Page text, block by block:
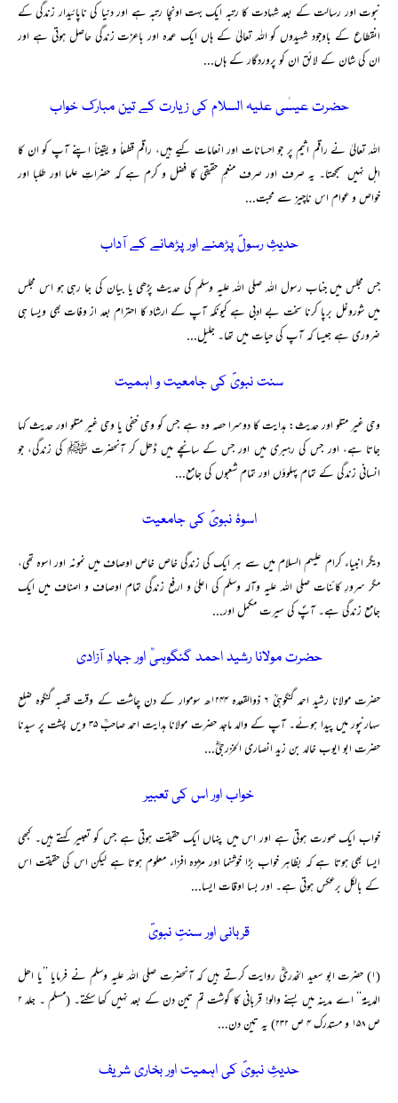
نبوت اور رسالت کے بعد شہادت کا رتبہ ایک بہت اونچا رتبہ ہے اور دنیا کی ناپائیدار زندگی کے
انقطاع کے باوجود شہیدوں کو اللہ تعالیٰ کے ہاں ایک عمدہ اور باعزت زندگی حاصل ہوتی ہے اور
ان کی شان کے لائق ان کو پروردگار کے ہاں...
حضرت عیسٰی علیہ السلام کی زیارت کے تین مبارک خواب
اللہ تعالیٰ نے راقم اثیم پر جو احسانات اور انعامات کیے ہیں، راقم قطعاً‌ و یقیناً‌ اپنے آپ کو ان کا
اہل نہیں سمجھتا۔ یہ صرف اور صرف منعمِ حقیقی کا فضل و کرم ہے کہ حضراتِ علما اور طلبا اور
خواص و عوام اس ناچیز سے محبت...
حدیثِ رسولؐ پڑھنے اور پڑھانے کے آداب
جس مجلس میں جناب رسول اللہ صلی اللہ علیہ وسلم کی حدیث پڑھی یا بیان کی جا رہی ہو اس مجلس
میں شوروغل برپا کرنا سخت بے ادبی ہے کیونکہ آپ کے ارشاد کا احترام بعد از وفات بھی ویسا ہی
ضروری ہے جیسا کہ آپ کی حیات میں تھا۔ جلیل...
سنت نبویؐ کی جامعیت و اہمیت
وحی غیر متلو اور حدیث: ہدایت کا دوسرا حصہ وہ ہے جس کو وحی خفی یا وحی غیر متلو اور حدیث کہا
جاتا ہے، اور جس کی رہبری میں اور جس کے سانچے میں ڈھل کر آنحضرت ﷺ کی زندگی، جو
انسانی زندگی کے تمام پہلوؤں اور تمام شعبوں کی جامع...
اسوۂ نبویؐ کی جامعیت
دیگر انبیاء کرام علیہم السلام میں سے ہر ایک کی زندگی خاص خاص اوصاف میں نمونہ اور اسوہ تھی،
مگر سرورِ کائنات صلی اللہ علیہ وآلہ وسلم کی اعلیٰ و ارفع زندگی تمام اوصاف و اصناف میں ایک
جامع زندگی ہے۔ آپؐ کی سیرت مکمل اور...
حضرت مولانا رشید احمد گنگوہیؒ اور جہادِ آزادی
حضرت مولانا رشید احمد گنگوہیؒ ۶ ذوالقعدہ ۱۲۴۴ھ سوموار کے دن چاشت کے وقت قصبہ گنگوہ ضلع
سہارنپور میں پیدا ہوئے۔ آپ کے والد ماجد حضرت مولانا ہدایت احمد صاحبؒ ۳۵ ویں پشت پر سیدنا
حضرت ابو ایوب خالد بن زید انصاری الخزرجیؓ...
خواب اور اس کی تعبیر
خواب ایک صورت ہوتی ہے اور اس میں پنہاں ایک حقیقت ہوتی ہے جس کو تعبیر کہتے ہیں۔ کبھی
ایسا بھی ہوتا ہے کہ بظاہر خواب بڑا خوشنما اور مژدہ افزاء معلوم ہوتا ہے لیکن اس کی حقیقت اس
کے بالکل برعکس ہوتی ہے۔ اور بسا اوقات ایسا...
قربانی اور سنتِ نبویؐ
(۱) حضرت ابو سعید الخدریؓ روایت کرتے ہیں کہ آنحضرت صلی اللہ علیہ وسلم نے فرمایا ’’یا اھل
المدینۃ‘‘ اے مدینہ میں بسنے والو! قربانی کا گوشت تم تین دن کے بعد نہیں کھا سکتے۔ (مسلم ۔ جلد ۲
ص ۱۵۸ و مستدرک ۴ ص ۲۳۲) یہ تین دن...
حدیثِ نبویؐ کی اہمیت اور بخاری شریف